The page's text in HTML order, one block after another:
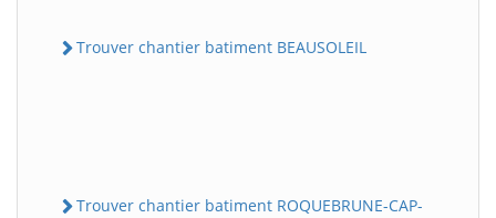
Trouver chantier batiment BEAUSOLEIL
Trouver chantier batiment ROQUEBRUNE-CAP-